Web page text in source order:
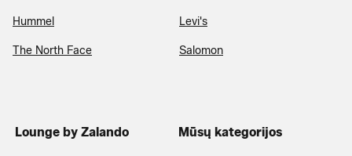
Hummel Levi's
The North Face Salomon
Lounge by Zalando Mūsų kategorijos